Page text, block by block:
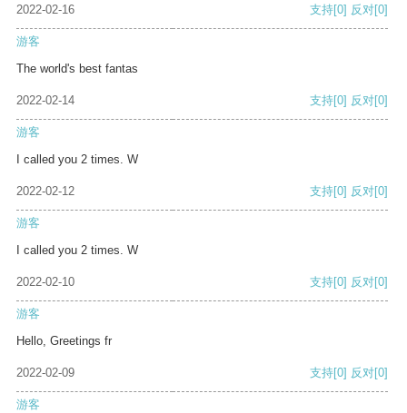
2022-02-16 支持[0] 反对[0]
游客
The world's best fantas
2022-02-14 支持[0] 反对[0]
游客
I called you 2 times. W
2022-02-12 支持[0] 反对[0]
游客
I called you 2 times. W
2022-02-10 支持[0] 反对[0]
游客
Hello, Greetings fr
2022-02-09 支持[0] 反对[0]
游客